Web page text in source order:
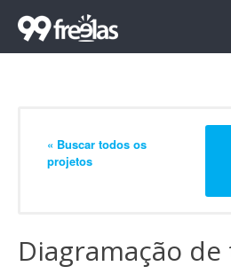
« Buscar todos os
projetos
Diagramação